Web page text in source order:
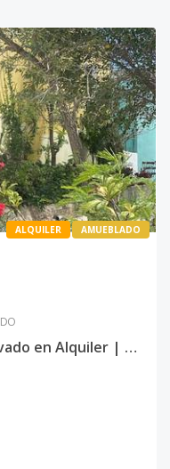
ALQUILER AMUEBLADO
Apartamento con Picuzzi Privado en Alquiler | Vista Cana, Punta Cana